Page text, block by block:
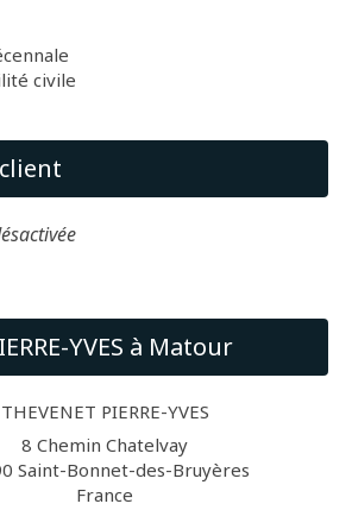
civile
YVES à Matour
THEVENET PIERRE-YVES
8 Chemin Chatelvay
Saint-Bonnet-des-Bruyères
France